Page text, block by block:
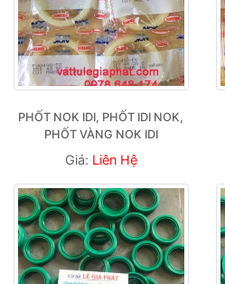
PHỐT NOK IDI, PHỐT IDI NOK,
PHỐT VÀNG NOK IDI
Giá: Liên Hệ